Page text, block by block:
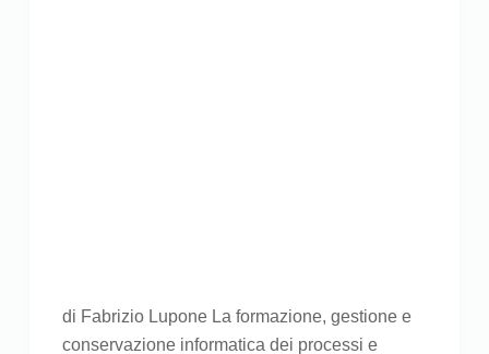
di Fabrizio Lupone La formazione, gestione e
conservazione informatica dei processi e